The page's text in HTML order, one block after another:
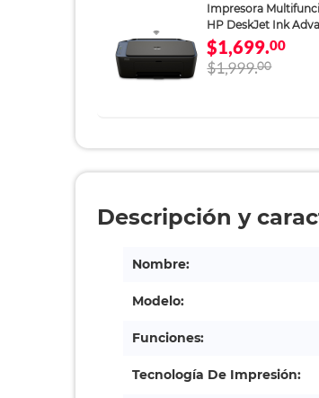
Impresora
HP DeskJet Ink
2975 Inyección de
Térmica a Color Wi-Fi
$1,699.00
$1,999.00
Descripción y
Nombre:
Modelo:
Funciones:
Tecnología De Impresión: